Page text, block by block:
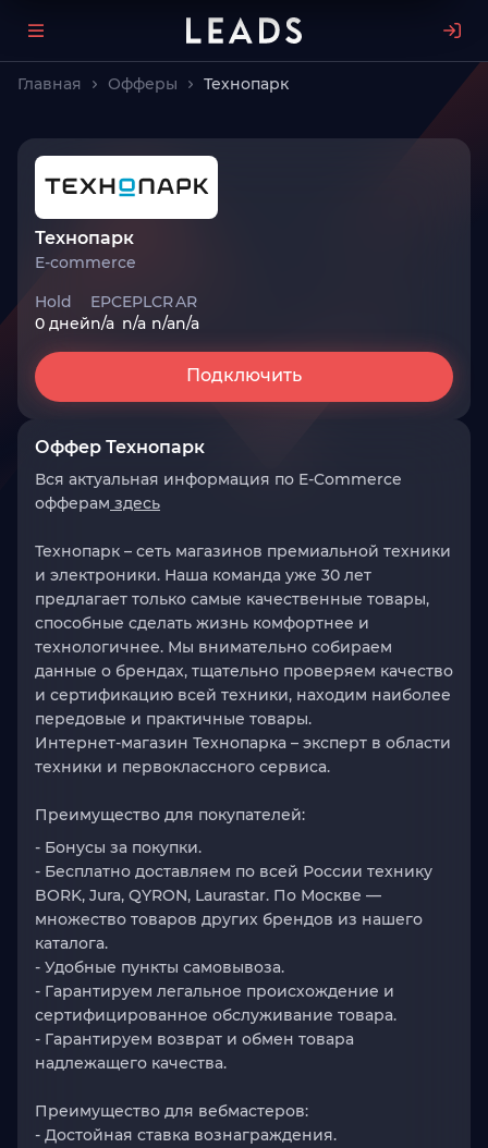
Главная Офферы Технопарк
Технопарк
E-commerce
Hold
0 дней
EPC
n/a
EPL
n/a
CR
n/a
AR
n/a
Подключить
Оффер Технопарк
Вся актуальная информация по E-Commerce
офферам здесь
Технопарк – сеть магазинов премиальной техники
и электроники. Наша команда уже 30 лет
предлагает только самые качественные товары,
способные сделать жизнь комфортнее и
технологичнее. Мы внимательно собираем
данные о брендах, тщательно проверяем качество
и сертификацию всей техники, находим наиболее
передовые и практичные товары.
Интернет-магазин Технопарка – эксперт в области
техники и первоклассного сервиса.
Преимущество для покупателей:
- Бонусы за покупки.
- Бесплатно доставляем по всей России технику
BORK, Jura, QYRON, Laurastar. По Москве —
множество товаров других брендов из нашего
каталога.
- Удобные пункты самовывоза.
- Гарантируем легальное происхождение и
сертифицированное обслуживание товара.
- Гарантируем возврат и обмен товара
надлежащего качества.
Преимущество для вебмастеров:
- Достойная ставка вознаграждения.